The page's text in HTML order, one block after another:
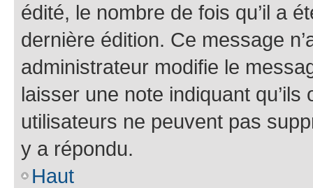
édité, le nombre de fois qu’il a
dernière édition. Ce message
administrateur modifie le
laisser une note indiquant
utilisateurs ne peuvent pas
y a répondu.
Haut